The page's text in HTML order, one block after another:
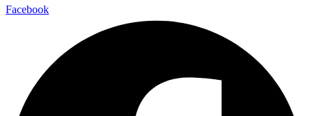
Facebook